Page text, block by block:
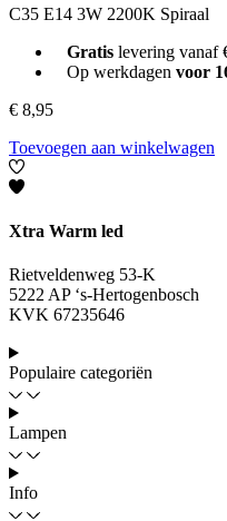
C35 E14 3W 2200K Spiraal
Gratislevering vanaf
Op werkdagen voor
€ 8,95
Toevoegen aan winkelwagen
Xtra Warm led
Rietveldenweg 53-K
5222 AP ‘s-Hertogenbosch
KVK 67235646
Populaire categoriën
Lampen
Info